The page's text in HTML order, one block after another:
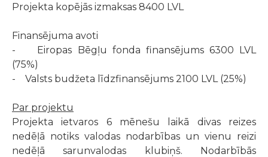
Projekta kopējās izmaksas 8400 LVL
Finansējuma avoti
- Eiropas Bēgļu fonda finansējums 6300 LVL
(75%)
- Valsts budžeta līdzfinansējums 2100 LVL (25%)
Par projektu
Projekta ietvaros 6 mēnešu laikā divas reizes
nedēļā notiks valodas nodarbības un vienu reizi
nedēļā sarunvalodas klubiņš. Nodarbībās